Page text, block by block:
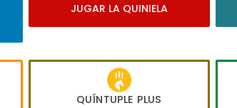
JUGAR LA QUINIELA
QUÍNTUPLE PLUS